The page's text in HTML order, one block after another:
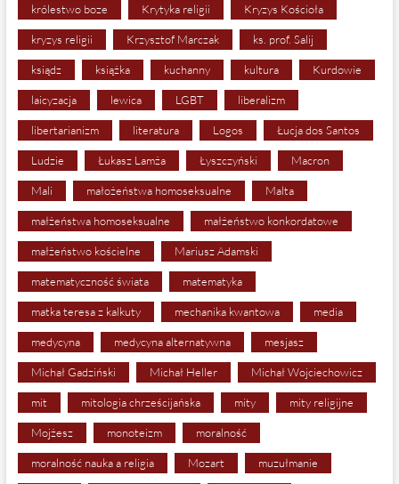
królestwo boze Krytyka religii Kryzys Kościoła
kryzys religii Krzysztof Marczak ks. prof. Salij
ksiądz książka kuchanny kultura Kurdowie
laicyzacja lewica LGBT liberalizm
libertarianizm literatura Logos Łucja dos Santos
Ludzie Łukasz Lamża Łyszczyński Macron
Mali małożeństwa homoseksualne Malta
małżeństwa homoseksualne małżeństwo konkordatowe
małżeństwo kościelne Mariusz Adamski
matematyczność świata matematyka
matka teresa z kalkuty mechanika kwantowa media
medycyna medycyna alternatywna mesjasz
Michał Gadziński Michał Heller Michał Wojciechowicz
mit mitologia chrześcijańska mity mity religijne
Mojżesz monoteizm moralność
moralność nauka a religia Mozart muzułmanie